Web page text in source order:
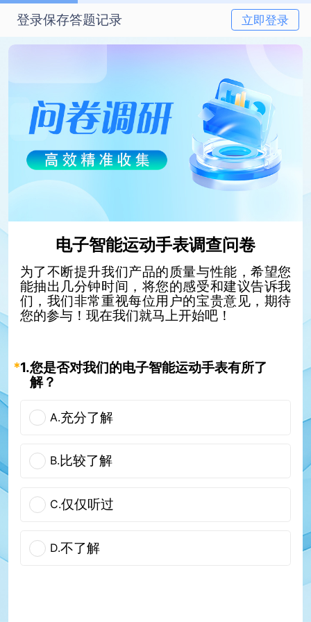
登录保存答题记录 立即登录
电子智能运动手表调查问卷
为了不断提升我们产品的质量与性能，希望您
能抽出几分钟时间，将您的感受和建议告诉我
们，我们非常重视每位用户的宝贵意见，期待
您的参与！现在我们就马上开始吧！
*1.您是否对我们的电子智能运动手表有所了
解？
A.充分了解
B.比较了解
C.仅仅听过
D.不了解